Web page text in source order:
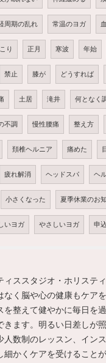
周期の乱れ 常温のヨガ
り 正月 寒波 年始
禁止 膝が どうすれば
土居 滝井 何となく
不調 慢性腰痛 整え方
頚椎ヘルニア 痛めた
疲れ解消 ヘッドスパ ヘ
小さくなった 夏季休業のお
いヨガ やさしいヨガ 申込
ススタジオ・ホリステ
なく脳や心の健康もケア
を整えて健やかに毎日を
きます。明るい日差しが
人数制のレッスン、イン
かくケアを受けることが